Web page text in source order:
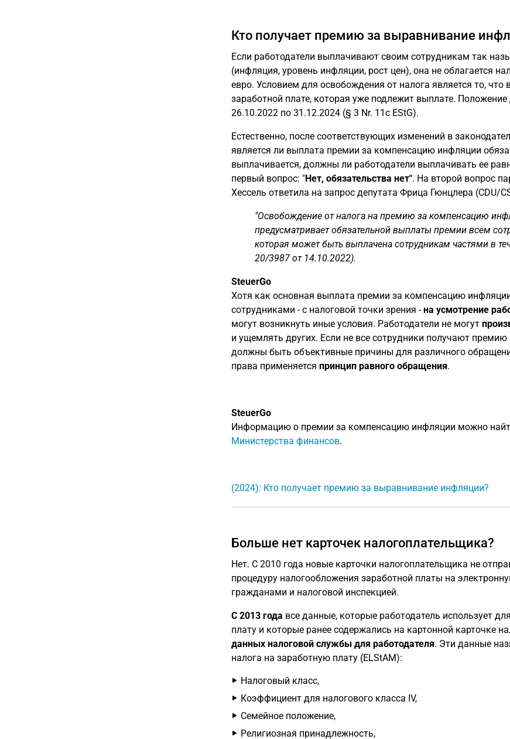
Кто получает премию за выравнивание
Если работодатели выплачивают своим сотрудникам так
(инфляция, уровень инфляции, рост цен), она не облагается
евро. Условием для освобождения от налога является то,
заработной плате, которая уже подлежит выплате.
26.10.2022 по 31.12.2024 (§ 3 Nr. 11c EStG).
Естественно, после соответствующих изменений в
является ли выплата премии за компенсацию инфляции
выплачивается, должны ли работодатели выплачивать ее
первый вопрос: "Нет, обязательства нет". На второй вопрос
Хессель ответила на запрос депутата Фрица Гюнцлера (CDU/
"Освобождение от налога на премию за компенсацию
предусматривает обязательной выплаты премии всем
которая может быть выплачена сотрудникам частями в
20/3987 от 14.10.2022).
SteuerGo
Хотя как основная выплата премии за компенсацию
сотрудниками - с налоговой точки зрения -на усмотрение
могут возникнуть иные условия. Работодатели не могут
и ущемлять других. Если не все сотрудники получают
должны быть объективные причины для различного
права применяется принцип равного обращения.
SteuerGo
Информацию о премии за компенсацию инфляции можно
Министерства финансов.
(2024): Кто получает премию за выравнивание инфляции?
Больше нет карточек налогоплательщика?
Нет. С 2010 года новые карточки налогоплательщика не
процедуру налогообложения заработной платы на
гражданами и налоговой инспекцией.
С 2013 года все данные, которые работодатель использует
плату и которые ранее содержались на картонной карточке
данных налоговой службы для работодателя. Эти данные
налога на заработную плату (ELStAM):
Налоговый класс,
Коэффициент для налогового класса IV,
Семейное положение,
Религиозная принадлежность,